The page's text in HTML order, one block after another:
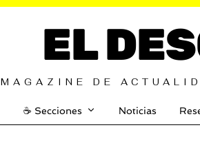
EL
MAGAZINE DE
☕️ Secciones Noticias